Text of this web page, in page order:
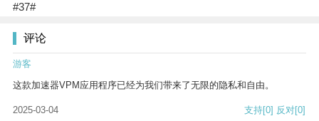
#37#
评论
游客
这款加速器VPM应用程序已经为我们带来了无限的隐私和自由。
2025-03-04 支持[0] 反对[0]